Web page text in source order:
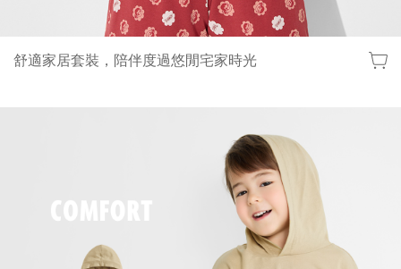
舒適家居套裝，陪伴度過悠閒宅家時光